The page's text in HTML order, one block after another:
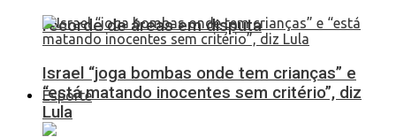
recorde de áreas em disputa
Esporte
Israel “joga bombas onde tem crianças” e
“está matando inocentes sem critério”, diz
Lula